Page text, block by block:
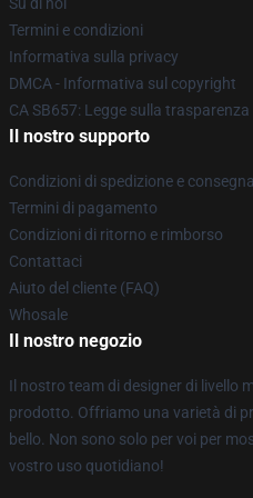
Termini e condizioni
Informativa sulla privacy
DMCA - Informativa sul copyright
CA SB657: Legge sulla
Il nostro supporto
Condizioni di spedizione e consegna
Termini di pagamento
Condizioni di ritorno e rimborso
Contattaci
Aiuto del cliente (FAQ)
Whosale
Il nostro negozio
Il nostro team di designer di livello
prodotto. Offriamo una varietà di
bello. Non sono solo per voi per
vostro uso quotidiano!